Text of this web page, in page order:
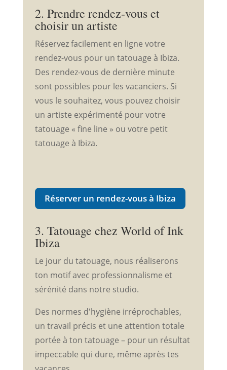
2. Prendre rendez-vous et
choisir un artiste
Réservez facilement en ligne votre
rendez-vous pour un tatouage à Ibiza.
Des rendez-vous de dernière minute
sont possibles pour les vacanciers. Si
vous le souhaitez, vous pouvez choisir
un artiste expérimenté pour votre
tatouage « fine line » ou votre petit
tatouage à Ibiza.
Réserver un rendez-vous à Ibiza
3. Tatouage chez World of Ink
Ibiza
Le jour du tatouage, nous réaliserons
ton motif avec professionnalisme et
sérénité dans notre studio.
Des normes d'hygiène irréprochables,
un travail précis et une attention totale
portée à ton tatouage – pour un résultat
impeccable qui dure, même après tes